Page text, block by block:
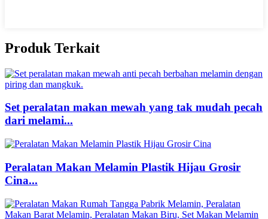
Produk Terkait
Set peralatan makan mewah yang tak mudah pecah
dari melami...
Peralatan Makan Melamin Plastik Hijau Grosir
Cina...